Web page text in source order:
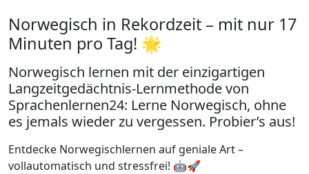
Norwegisch in Rekordzeit – mit nur 17
Minuten pro Tag! 🌟
Norwegisch lernen mit der einzigartigen
Langzeitgedächtnis-Lernmethode von
Sprachenlernen24: Lerne Norwegisch, ohne
es jemals wieder zu vergessen. Probier’s aus!
Entdecke Norwegischlernen auf geniale Art –
vollautomatisch und stressfrei! 🤖🚀